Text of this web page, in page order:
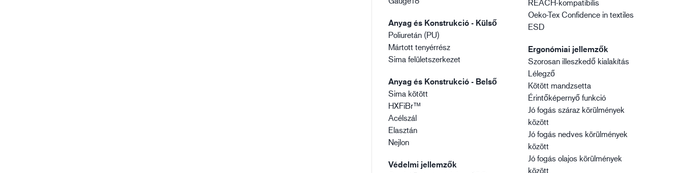
Anyag és Konstrukció - Külső
Poliuretán (PU)
Mártott tenyérrész
Sima felületszerkezet
Anyag és Konstrukció - Belső
Sima kötött
HXFiBr™
Acélszál
Elasztán
Nejlon
Védelmi jellemzők
REACH-kompatibilis
Oeko-Tex Confidence in textiles
ESD
Ergonómiai jellemzők
Szorosan illeszkedő kialakítás
Lélegző
Kötött mandzsetta
Érintőképernyő funkció
Jó fogás száraz körülmények
között
Jó fogás nedves körülmények
között
Jó fogás olajos körülmények
között